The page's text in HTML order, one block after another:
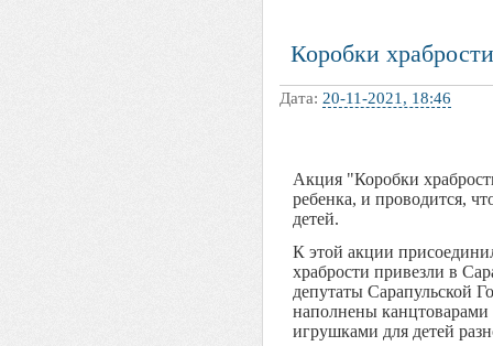
Коробки храбрости
Дата: 20-11-2021, 18:46
Акция "Коробки
ребенка, и проводится,
детей.
К этой акции
храбрости привезли в
депутаты Сарапульской
наполнены канцтоварами
игрушками для детей